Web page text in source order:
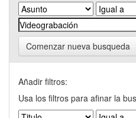
Comenzar nueva busqueda
Añadir filtros:
Usa los filtros para afinar la